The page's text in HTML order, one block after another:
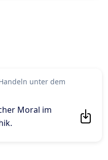
unter dem
Moral im
.